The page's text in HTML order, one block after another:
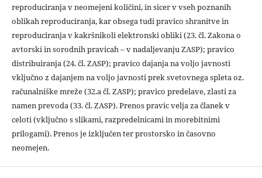
reproduciranja v neomejeni količini, in sicer v vseh poznanih
oblikah reproduciranja, kar obsega tudi pravico shranitve in
reproduciranja v kakršnikoli elektronski obliki (23. čl. Zakona o
avtorski in sorodnih pravicah – v nadaljevanju ZASP); pravico
distribuiranja (24. čl. ZASP); pravico dajanja na voljo javnosti
vključno z dajanjem na voljo javnosti prek svetovnega spleta oz.
računalniške mreže (32.a čl. ZASP); pravico predelave, zlasti za
namen prevoda (33. čl. ZASP). Prenos pravic velja za članek v
celoti (vključno s slikami, razpredelnicami in morebitnimi
prilogami). Prenos je izključen ter prostorsko in časovno
neomejen.